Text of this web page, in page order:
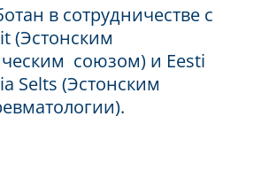
в сотрудничестве с
(Эстонским
союзом) и Eesti
Selts (Эстонским